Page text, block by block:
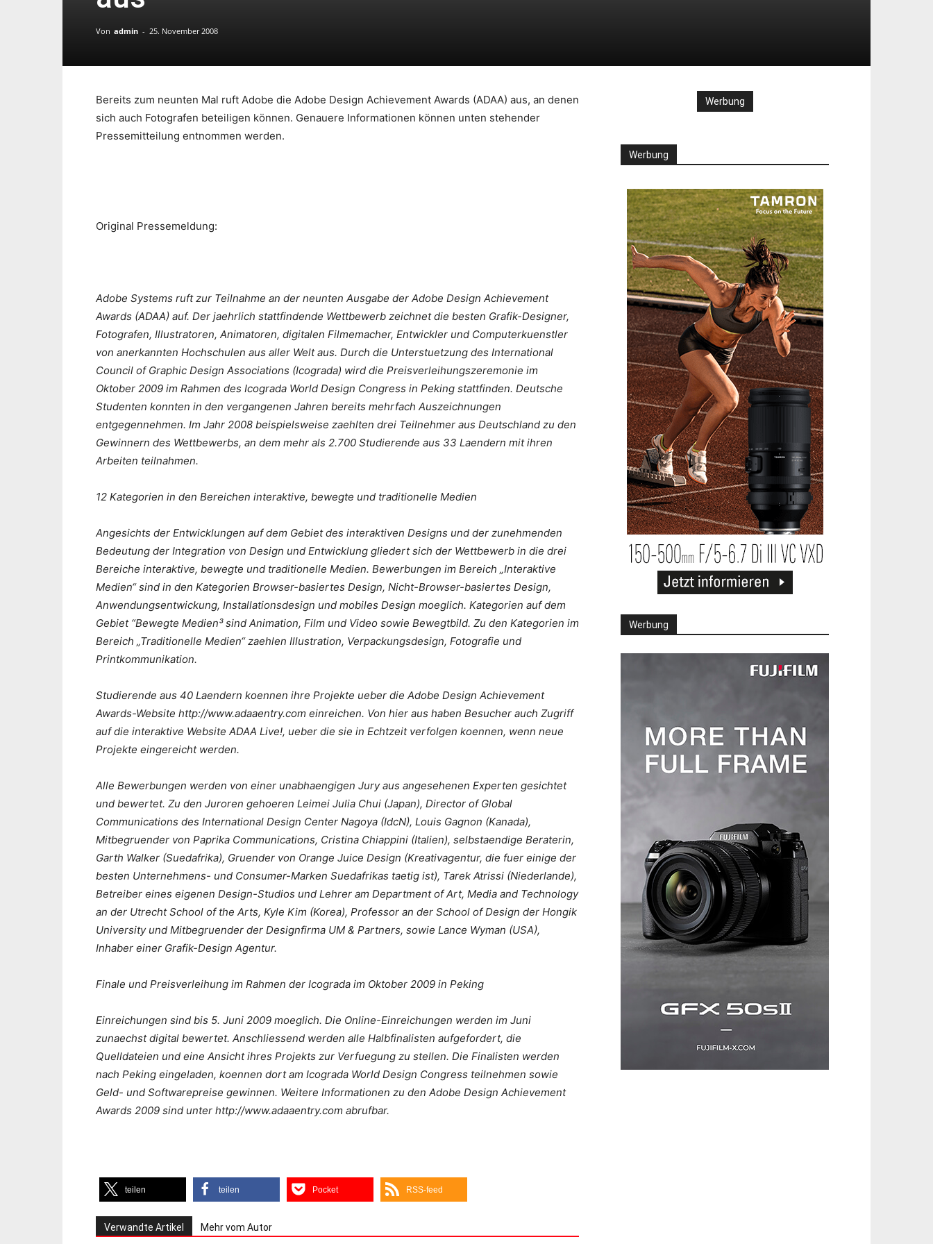
Von admin - 25. November 2008
Bereits zum neunten Mal ruft Adobe die Adobe Design Achievement Awards (ADAA) aus, an denen
sich auch Fotografen beteiligen können. Genauere Informationen können unten stehender
Pressemitteilung entnommen werden.
Original Pressemeldung:
Adobe Systems ruft zur Teilnahme an der neunten Ausgabe der Adobe Design Achievement
Awards (ADAA) auf. Der jaehrlich stattfindende Wettbewerb zeichnet die besten Grafik-Designer,
Fotografen, Illustratoren, Animatoren, digitalen Filmemacher, Entwickler und Computerkuenstler
von anerkannten Hochschulen aus aller Welt aus. Durch die Unterstuetzung des International
Council of Graphic Design Associations (Icograda) wird die Preisverleihungszeremonie im
Oktober 2009 im Rahmen des Icograda World Design Congress in Peking stattfinden. Deutsche
Studenten konnten in den vergangenen Jahren bereits mehrfach Auszeichnungen
entgegennehmen. Im Jahr 2008 beispielsweise zaehlten drei Teilnehmer aus Deutschland zu den
Gewinnern des Wettbewerbs, an dem mehr als 2.700 Studierende aus 33 Laendern mit ihren
Arbeiten teilnahmen.
12 Kategorien in den Bereichen interaktive, bewegte und traditionelle Medien
Angesichts der Entwicklungen auf dem Gebiet des interaktiven Designs und der zunehmenden
Bedeutung der Integration von Design und Entwicklung gliedert sich der Wettbewerb in die drei
Bereiche interaktive, bewegte und traditionelle Medien. Bewerbungen im Bereich „Interaktive
Medien“ sind in den Kategorien Browser-basiertes Design, Nicht-Browser-basiertes Design,
Anwendungsentwickung, Installationsdesign und mobiles Design moeglich. Kategorien auf dem
Gebiet “Bewegte Medien³ sind Animation, Film und Video sowie Bewegtbild. Zu den Kategorien im
Bereich „Traditionelle Medien“ zaehlen Illustration, Verpackungsdesign, Fotografie und
Printkommunikation.
Studierende aus 40 Laendern koennen ihre Projekte ueber die Adobe Design Achievement
Awards-Website http://www.adaaentry.com einreichen. Von hier aus haben Besucher auch Zugriff
auf die interaktive Website ADAA Live!, ueber die sie in Echtzeit verfolgen koennen, wenn neue
Projekte eingereicht werden.
Alle Bewerbungen werden von einer unabhaengigen Jury aus angesehenen Experten gesichtet
und bewertet. Zu den Juroren gehoeren Leimei Julia Chui (Japan), Director of Global
Communications des International Design Center Nagoya (IdcN), Louis Gagnon (Kanada),
Mitbegruender von Paprika Communications, Cristina Chiappini (Italien), selbstaendige Beraterin,
Garth Walker (Suedafrika), Gruender von Orange Juice Design (Kreativagentur, die fuer einige der
besten Unternehmens- und Consumer-Marken Suedafrikas taetig ist), Tarek Atrissi (Niederlande),
Betreiber eines eigenen Design-Studios und Lehrer am Department of Art, Media and Technology
an der Utrecht School of the Arts, Kyle Kim (Korea), Professor an der School of Design der Hongik
University und Mitbegruender der Designfirma UM & Partners, sowie Lance Wyman (USA),
Inhaber einer Grafik-Design Agentur.
Finale und Preisverleihung im Rahmen der Icograda im Oktober 2009 in Peking
Einreichungen sind bis 5. Juni 2009 moeglich. Die Online-Einreichungen werden im Juni
zunaechst digital bewertet. Anschliessend werden alle Halbfinalisten aufgefordert, die
Quelldateien und eine Ansicht ihres Projekts zur Verfuegung zu stellen. Die Finalisten werden
nach Peking eingeladen, koennen dort am Icograda World Design Congress teilnehmen sowie
Geld- und Softwarepreise gewinnen. Weitere Informationen zu den Adobe Design Achievement
Awards 2009 sind unter http://www.adaaentry.com abrufbar.
teilen teilen Pocket RSS-feed
Verwandte Artikel Mehr vom Autor
Werbung
Werbung
Werbung